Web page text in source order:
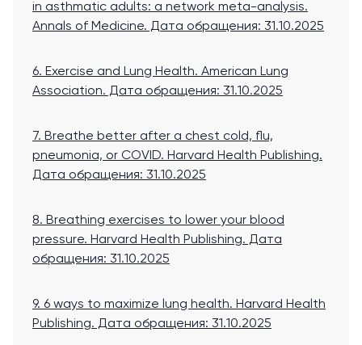
in asthmatic adults: a network meta-analysis.
Annals of Medicine. Дата обращения: 31.10.2025
6. Exercise and Lung Health. American Lung
Association. Дата обращения: 31.10.2025
7. Breathe better after a chest cold, flu,
pneumonia, or COVID. Harvard Health Publishing.
Дата обращения: 31.10.2025
8. Breathing exercises to lower your blood
pressure. Harvard Health Publishing. Дата
обращения: 31.10.2025
9. 6 ways to maximize lung health. Harvard Health
Publishing. Дата обращения: 31.10.2025